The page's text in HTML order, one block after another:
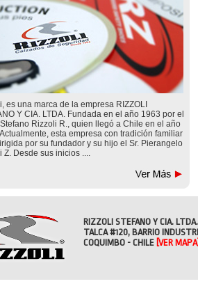
es una marca de la empresa RIZZOLI
Y CIA. LTDA. Fundada en el año 1963 por el
Rizzoli R., quien llegó a Chile en el año
esta empresa con tradición familiar
por su fundador y su hijo el Sr. Pierangelo
Z. Desde sus inicios ....
RIZZOLI STEFANO Y CIA. LTDA.
TALCA #120, BARRIO
COQUIMBO - CHILE [VER